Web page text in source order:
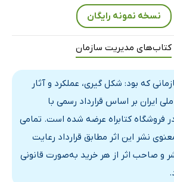
نخست در اجرای قانون
صنایع ملی ایران
مدیران عامل
مدیریتی سازمان صنایع ملی ایران
توسعه صنایع ایران، ورود بخش
صنایع ملی ایران
نسخه نمونه رایگان
کتاب‌های مدیریت سازمان
که بود: شکل گیری، عملکرد و آثار
ایران بر اساس قرارداد رسمی با
در فروشگاه کتابراه عرضه شده است. تمامی
نشر این اثر مطابق قرارداد رعایت
و صاحب اثر از هر خرید به‌صورت قانونی